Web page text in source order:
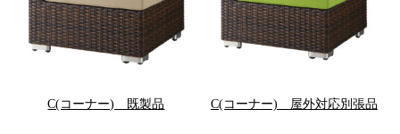
C(コーナー) 既製品 C(コーナー) 屋外対応別張品